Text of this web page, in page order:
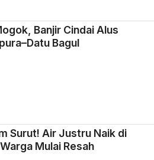
Banjir Cindai Alus
Bagul
Surut! Air Justru Naik di
Mulai Resah